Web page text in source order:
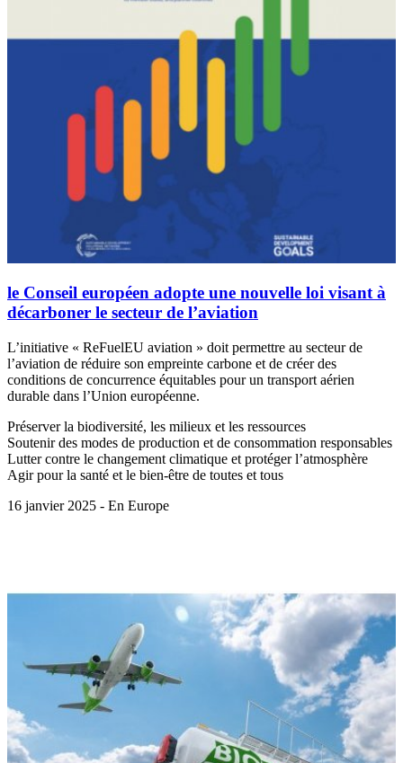
le Conseil européen adopte une nouvelle loi visant à
décarboner le secteur de l’aviation
L’initiative « ReFuelEU aviation » doit permettre au secteur de
l’aviation de réduire son empreinte carbone et de créer des
conditions de concurrence équitables pour un transport aérien
durable dans l’Union européenne.
Préserver la biodiversité, les milieux et les ressources
Soutenir des modes de production et de consommation responsables
Lutter contre le changement climatique et protéger l’atmosphère
Agir pour la santé et le bien-être de toutes et tous
16 janvier 2025 - En Europe